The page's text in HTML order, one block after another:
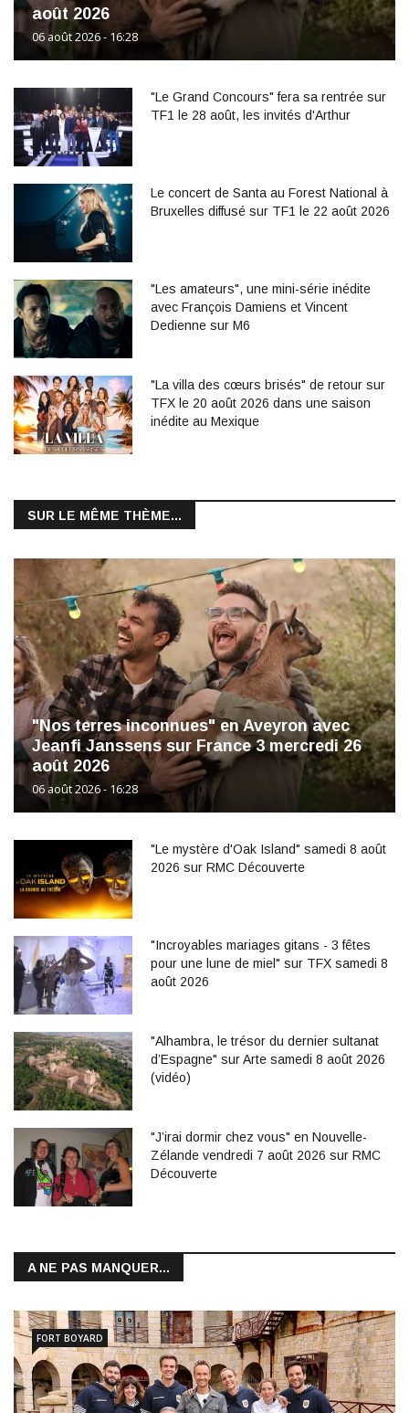
août 2026
06 août 2026 - 16:28
"Le Grand Concours" fera sa rentrée sur
TF1 le 28 août, les invités d'Arthur
Le concert de Santa au Forest National à
Bruxelles diffusé sur TF1 le 22 août 2026
"Les amateurs", une mini-série inédite
avec François Damiens et Vincent
Dedienne sur M6
"La villa des cœurs brisés" de retour sur
TFX le 20 août 2026 dans une saison
inédite au Mexique
SUR LE MÊME THÈME...
"Nos terres inconnues" en Aveyron avec
Jeanfi Janssens sur France 3 mercredi 26
août 2026
06 août 2026 - 16:28
"Le mystère d'Oak Island" samedi 8 août
2026 sur RMC Découverte
"Incroyables mariages gitans - 3 fêtes
pour une lune de miel" sur TFX samedi 8
août 2026
"Alhambra, le trésor du dernier sultanat
d’Espagne" sur Arte samedi 8 août 2026
(vidéo)
"J’irai dormir chez vous" en Nouvelle-
Zélande vendredi 7 août 2026 sur RMC
Découverte
A NE PAS MANQUER...
FORT BOYARD